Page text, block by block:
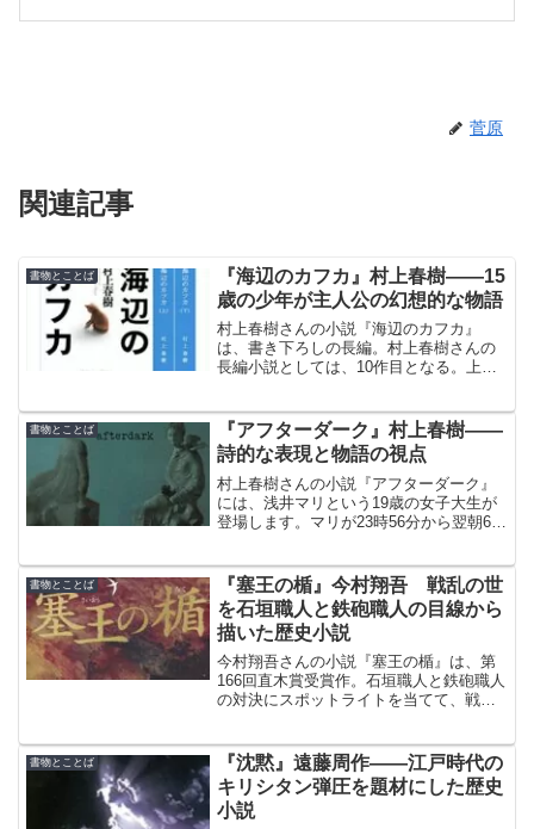
菅原
関連記事
書物とことば
『海辺のカフカ』村上春樹――15
歳の少年が主人公の幻想的な物語
村上春樹さんの小説『海辺のカフカ』
は、書き下ろしの長編。村上春樹さんの
長編小説としては、10作目となる。上下
ころから始まる。
書物とことば
『アフターダーク』村上春樹――
詩的な表現と物語の視点
村上春樹さんの小説『アフターダーク』
には、浅井マリという19歳の女子大生が
登場します。マリが23時56分から翌朝6時
の出来事として描かれています。
書物とことば
『塞王の楯』今村翔吾 戦乱の世
を石垣職人と鉄砲職人の目線から
描いた歴史小説
今村翔吾さんの小説『塞王の楯』は、第
166回直木賞受賞作。石垣職人と鉄砲職人
の対決にスポットライトを当てて、戦乱
書物とことば
『沈黙』遠藤周作――江戸時代の
キリシタン弾圧を題材にした歴史
小説